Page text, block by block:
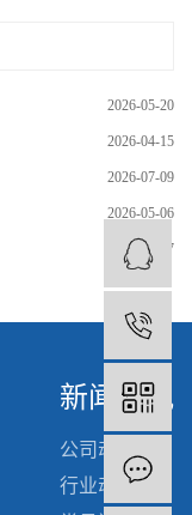
2026-05-20
2026-04-15
2026-07-09
2026-05-06
2026-06-17
新闻资讯
公司动态
行业动态